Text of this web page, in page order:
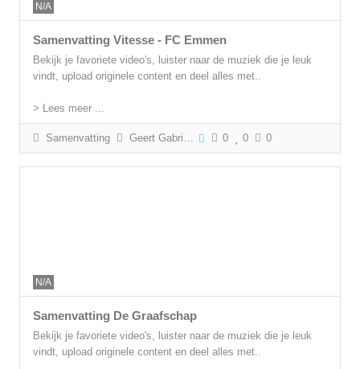
N/A
Samenvatting Vitesse - FC Emmen
Bekijk je favoriete video's, luister naar de muziek die je leuk
vindt, upload originele content en deel alles met..
> Lees meer ...
Samenvatting Geert Gabriëls 0 0 0
N/A
Samenvatting De Graafschap
Bekijk je favoriete video's, luister naar de muziek die je leuk
vindt, upload originele content en deel alles met..